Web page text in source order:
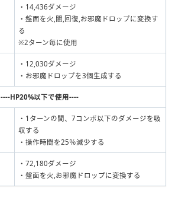
・14,436ダメージ
・盤面を火,闇,回復,お邪魔ドロップに変換す
る
※2ターン毎に使用
・12,030ダメージ
・お邪魔ドロップを3個生成する
----HP20%以下で使用----
・1ターンの間、7コンボ以下のダメージを吸
収する
・操作時間を25％減少する
・72,180ダメージ
・盤面を火,お邪魔ドロップに変換する